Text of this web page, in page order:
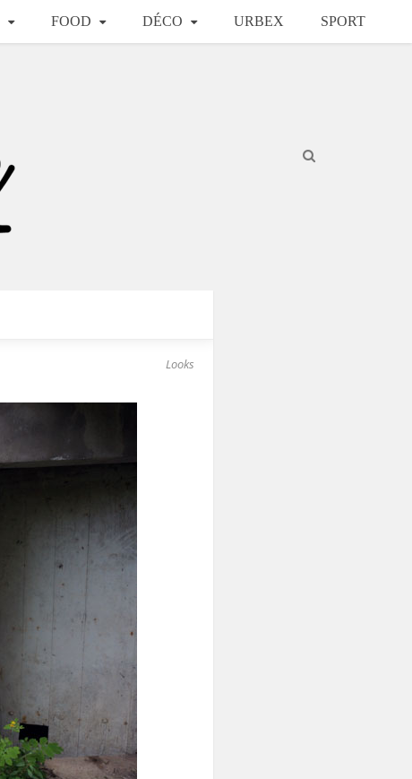
FOOD DÉCO URBEX SPORT
Looks